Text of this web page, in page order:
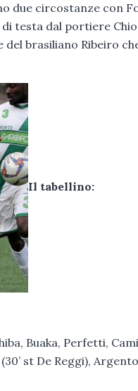
due circostanze con
testa dal portiere
brasiliano Ribeiro
Il tabellino:
Buaka, Perfetti,
st De Reggi),